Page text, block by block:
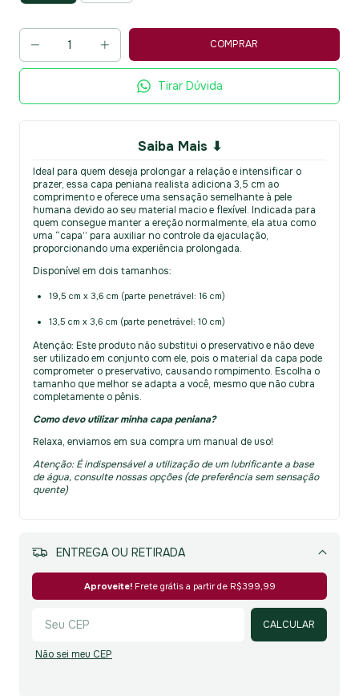
Tirar Dúvida
Saiba Mais ⬇
Ideal para quem deseja prolongar a relação e intensificar o
prazer, essa capa peniana realista adiciona 3,5 cm ao
comprimento e oferece uma sensação semelhante à pele
humana devido ao seu material macio e flexível. Indicada para
quem consegue manter a ereção normalmente, ela atua como
uma “capa” para auxiliar no controle da ejaculação,
proporcionando uma experiência prolongada.
Disponível em dois tamanhos:
19,5 cm x 3,6 cm (parte penetrável: 16 cm)
13,5 cm x 3,6 cm (parte penetrável: 10 cm)
Atenção: Este produto não substitui o preservativo e não deve
ser utilizado em conjunto com ele, pois o material da capa pode
comprometer o preservativo, causando rompimento. Escolha o
tamanho que melhor se adapta a você, mesmo que não cubra
completamente o pênis.
Como devo utilizar minha capa peniana?
Relaxa, enviamos em sua compra um manual de uso!
Atenção: É indispensável a utilização de um lubrificante a base
de água, consulte nossas opções (de preferência sem sensação
quente)
MEIOS DE ENVIO
Alterar CEP
Aproveite!Frete grátis a partir de R$399,99
CALCULAR
Não sei meu CEP